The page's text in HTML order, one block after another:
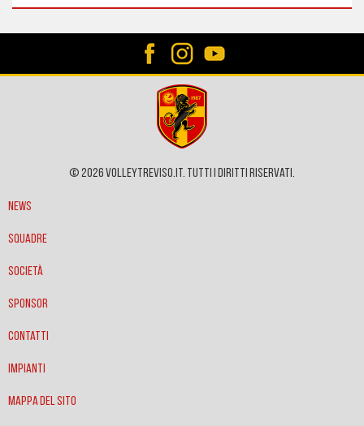
© 2026 VOLLEYTREVISO.IT. Tutti i diritti riservati.
News
Squadre
Società
Sponsor
Contatti
Impianti
Mappa del sito